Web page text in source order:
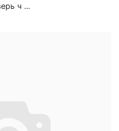
ч ...